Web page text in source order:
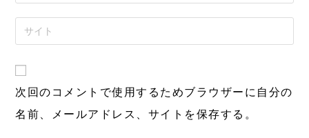
次回のコメントで使用するためブラウザーに自分の
名前、メールアドレス、サイトを保存する。